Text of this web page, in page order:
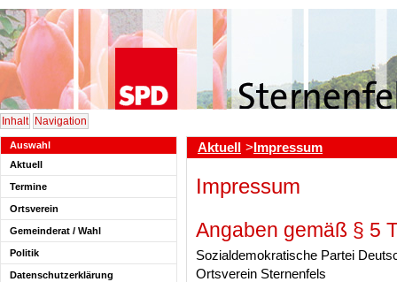
Inhalt Navigation
Auswahl
Aktuell
Termine
Ortsverein
Gemeinderat / Wahl
Politik
Datenschutzerklärung
Aktuell >Impressum
Impressum
Angaben gemäß § 5
Sozialdemokratische Partei
Ortsverein Sternenfels